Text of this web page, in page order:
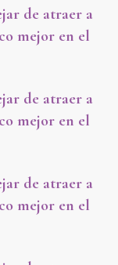
de atraer a
mejor en el
de atraer a
mejor en el
de atraer a
mejor en el